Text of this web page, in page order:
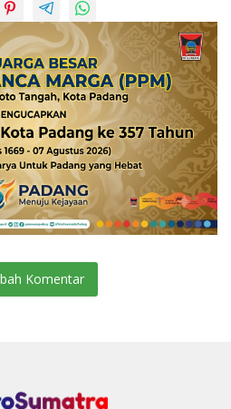
Komentar